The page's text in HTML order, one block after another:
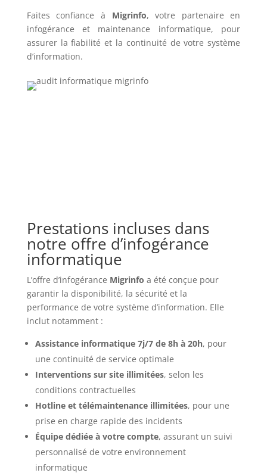
Faites confiance à Migrinfo, votre partenaire en
infogérance et maintenance informatique, pour
assurer la fiabilité et la continuité de votre système
d’information.
Prestations incluses dans
notre offre d’infogérance
informatique
L’offre d’infogérance Migrinfo a été conçue pour
garantir la disponibilité, la sécurité et la
performance de votre système d’information. Elle
inclut notamment :
Assistance informatique 7j/7 de 8h à 20h, pour
une continuité de service optimale
Interventions sur site illimitées, selon les
conditions contractuelles
Hotline et télémaintenance illimitées, pour une
prise en charge rapide des incidents
Équipe dédiée à votre compte, assurant un suivi
personnalisé de votre environnement
informatique